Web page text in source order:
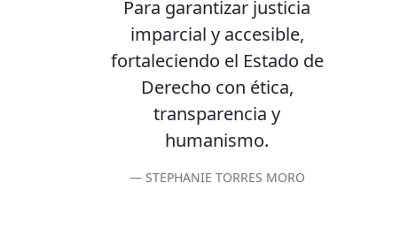
Para garantizar justicia
imparcial y accesible,
fortaleciendo el Estado de
Derecho con ética,
transparencia y
humanismo.
STEPHANIE TORRES MORO